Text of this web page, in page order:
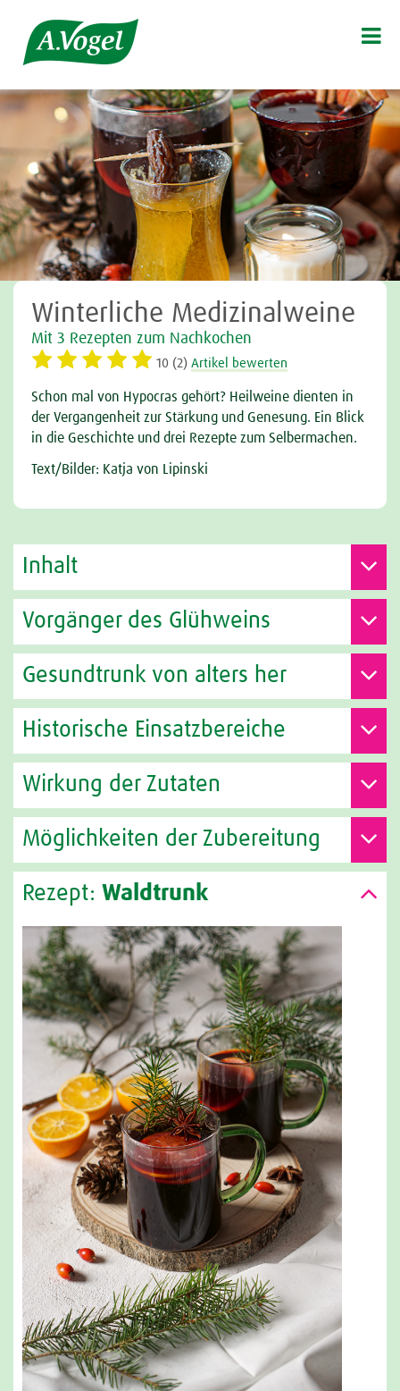

Winterliche Medizinalweine
Mit 3 Rezepten zum Nachkochen
10 (2) Artikel bewerten
Schon mal von Hypocras gehört? Heilweine dienten in
der Vergangenheit zur Stärkung und Genesung. Ein Blick
in die Geschichte und drei Rezepte zum Selbermachen.
Text/Bilder: Katja von Lipinski
Inhalt
Vorgänger des Glühweins
Gesundtrunk von alters her
Historische Einsatzbereiche
Wirkung der Zutaten
Möglichkeiten der Zubereitung
Rezept: Waldtrunk